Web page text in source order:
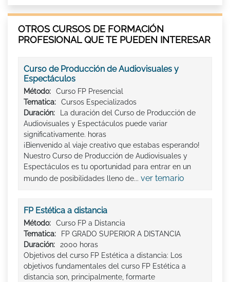
OTROS CURSOS DE FORMACIÓN
PROFESIONAL QUE TE PUEDEN INTERESAR
Curso de Producción de Audiovisuales y
Espectáculos
Método:
Curso FP Presencial
Tematica:
Cursos Especializados
Duración:
La duración del Curso de Producción de
Audiovisuales y Espectáculos puede variar
significativamente. horas
¡Bienvenido al viaje creativo que estabas esperando!
Nuestro Curso de Producción de Audiovisuales y
Espectáculos es tu oportunidad para entrar en un
mundo de posibilidades lleno de... ver temario
FP Estética a distancia
Método:
Curso FP a Distancia
Tematica:
FP GRADO SUPERIOR A DISTANCIA
Duración:
2000 horas
Objetivos del curso FP Estética a distancia: Los
objetivos fundamentales del curso FP Estética a
distancia son, principalmente, formarte